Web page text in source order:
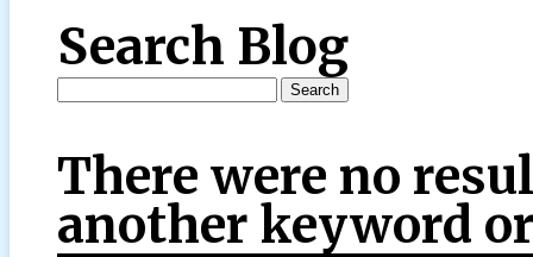
Search Blog
There were no
another keyword